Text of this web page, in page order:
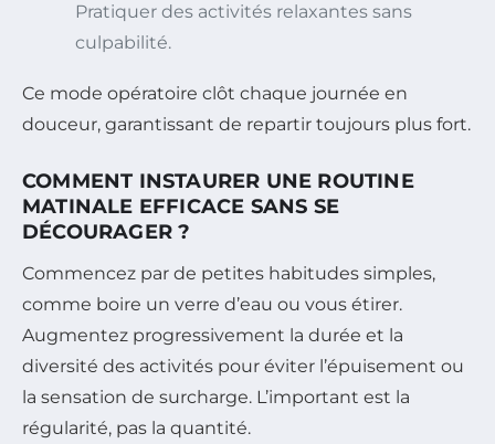
Pratiquer des activités relaxantes sans
culpabilité.
Ce mode opératoire clôt chaque journée en
douceur, garantissant de repartir toujours plus fort.
COMMENT INSTAURER UNE ROUTINE
MATINALE EFFICACE SANS SE
DÉCOURAGER ?
Commencez par de petites habitudes simples,
comme boire un verre d’eau ou vous étirer.
Augmentez progressivement la durée et la
diversité des activités pour éviter l’épuisement ou
la sensation de surcharge. L’important est la
régularité, pas la quantité.